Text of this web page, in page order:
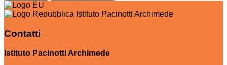
Istituto Pacinotti Archimede
Contatti
Istituto Pacinotti Archimede